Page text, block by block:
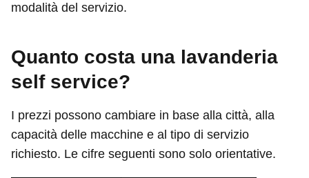
modalità del servizio.
Quanto costa una lavanderia
self service?
I prezzi possono cambiare in base alla città, alla
capacità delle macchine e al tipo di servizio
richiesto. Le cifre seguenti sono solo orientative.